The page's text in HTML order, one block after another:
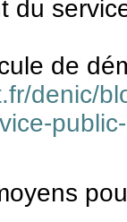
du
de
denic/